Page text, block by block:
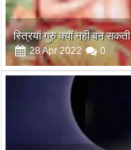
स्त्रियां गुरु क्यों नही बन सकती
28 Apr 2022 0